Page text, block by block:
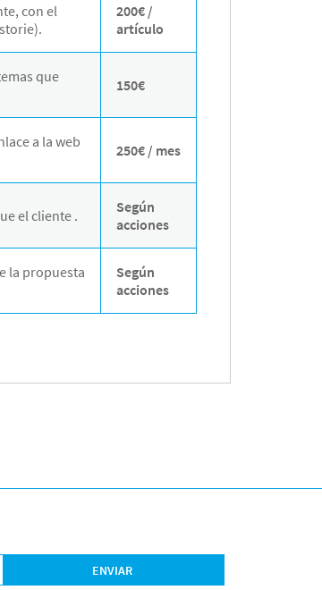
con el
200€ /
artículo
que
150€
a la web
250€ / mes
el cliente .
Según
acciones
la propuesta
Según
acciones
ENVIAR